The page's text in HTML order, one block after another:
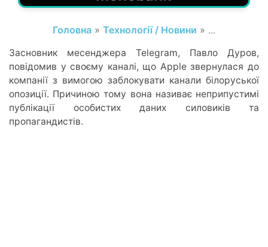
Головна » Технології / Новини » ...
Засновник месенджера Telegram, Павло Дуров,
повідомив у своєму каналі, що Apple звернулася до
компанії з вимогою заблокувати канали білоруської
опозиції. Причиною тому вона називає неприпустимі
публікації особистих даних силовиків та
пропагандистів.